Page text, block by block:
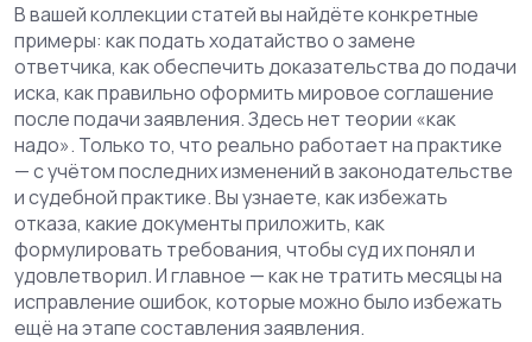
В вашей коллекции статей вы найдёте конкретные
примеры: как подать ходатайство о замене
ответчика, как обеспечить доказательства до подачи
иска, как правильно оформить мировое соглашение
после подачи заявления. Здесь нет теории «как
надо». Только то, что реально работает на практике
— с учётом последних изменений в законодательстве
и судебной практике. Вы узнаете, как избежать
отказа, какие документы приложить, как
формулировать требования, чтобы суд их понял и
удовлетворил. И главное — как не тратить месяцы на
исправление ошибок, которые можно было избежать
ещё на этапе составления заявления.